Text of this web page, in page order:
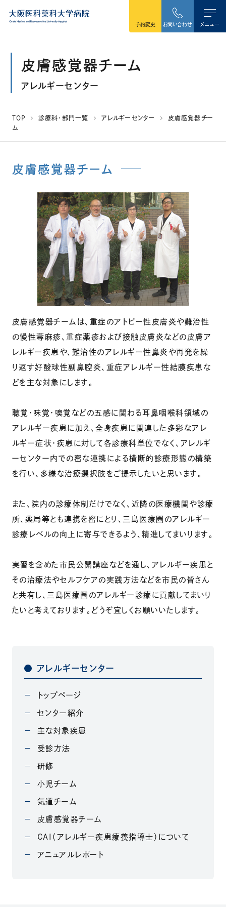
予約変更 お問い合わせ メニュー
皮膚感覚器チーム
アレルギーセンター
TOP 診療科・部門一覧 アレルギーセンター
皮膚感覚器チー
ム
皮膚感覚器チーム
皮膚感覚器チームは、重症のアトピー性皮膚炎や難治性
の慢性蕁麻疹、重症薬疹および接触皮膚炎などの皮膚ア
レルギー疾患や、難治性のアレルギー性鼻炎や再発を繰
り返す好酸球性副鼻腔炎、重症アレルギー性結膜疾患な
どを主な対象にします。
聴覚・味覚・嗅覚などの五感に関わる耳鼻咽喉科領域の
アレルギー疾患に加え、全身疾患に関連した多彩なアレ
ルギー症状・疾患に対して各診療科単位でなく、アレルギ
ーセンター内での密な連携による横断的診療形態の構築
を行い、多様な治療選択肢をご提示したいと思います。
また、院内の診療体制だけでなく、近隣の医療機関や診療
所、薬局等とも連携を密にとり、三島医療圏のアレルギー
診療レベルの向上に寄与できるよう、精進してまいります。
実習を含めた市民公開講座などを通し、アレルギー疾患と
その治療法やセルフケアの実践方法などを市民の皆さん
と共有し、三島医療圏のアレルギー診療に貢献してまいり
たいと考えております。どうぞ宜しくお願いいたします。
アレルギーセンター
トップページ
センター紹介
主な対象疾患
受診方法
研修
小児チーム
気道チーム
皮膚感覚器チーム
CAI（アレルギー疾患療養指導士）について
アニュアルレポート